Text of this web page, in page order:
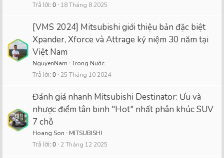
Trả lời 0 18 Tháng 8 2025
[VMS 2024] Mitsubishi giới thiệu bản đặc biệt
Xpander, Xforce và Attrage kỷ niệm 30 năm tại
Việt Nam
NguyenNam Trong Nước
Trả lời 0 25 Tháng 10 2024
Đánh giá nhanh Mitsubishi Destinator: Ưu và
nhược điểm tân binh "Hot" nhất phân khúc SUV
7 chỗ
Hoang Son MITSUBISHI
Trả lời 0 2 Tháng 12 2025